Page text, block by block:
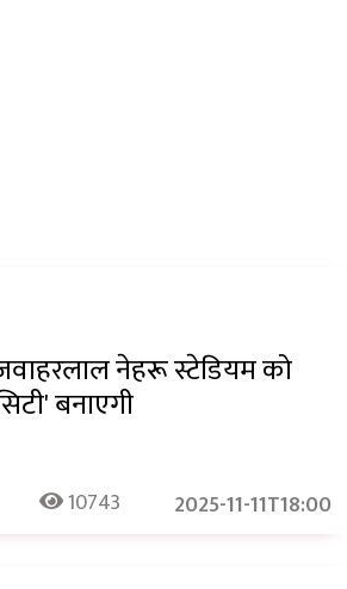
नेहरू स्टेडियम को
बनाएगी
10743 2025-11-11T18:00